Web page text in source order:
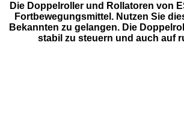
Die Doppelroller und Rollatoren von
Fortbewegungsmittel. Nutzen Sie
Bekannten zu gelangen. Die
stabil zu steuern und auch auf